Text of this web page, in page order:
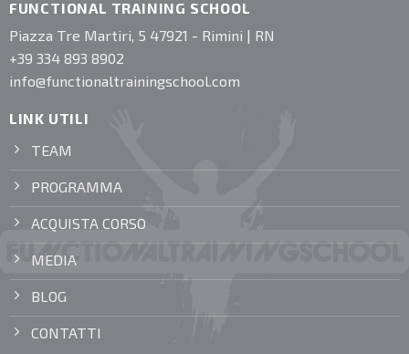
FUNCTIONAL TRAINING SCHOOL
Piazza Tre Martiri, 5 47921 - Rimini | RN
+39 334 893 8902
info@functionaltrainingschool.com
LINK UTILI
TEAM
PROGRAMMA
ACQUISTA CORSO
MEDIA
BLOG
CONTATTI